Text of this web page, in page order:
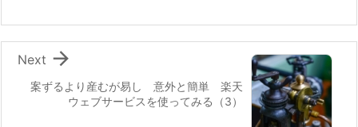
案ずるより産むが易し 意外と簡単 楽天
ウェブサービスを使ってみる（3）

Next